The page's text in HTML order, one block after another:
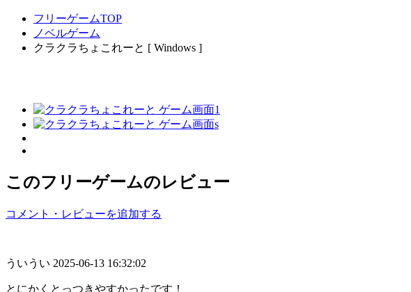
フリーゲームTOP
ノベルゲーム
クラクラちょこれーと [ Windows ]
このフリーゲームのレビュー
コメント・レビューを追加する
ういうい 2025-06-13 16:32:02
とにかくとっつきやすかったです！